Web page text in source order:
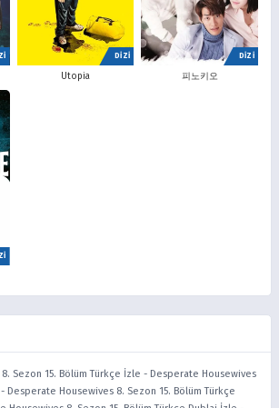
DİZİ
Utopia
DİZİ
피노키오
Sezon 15. Bölüm Türkçe İzle - Desperate Housewives
- Desperate Housewives 8. Sezon 15. Bölüm Türkçe